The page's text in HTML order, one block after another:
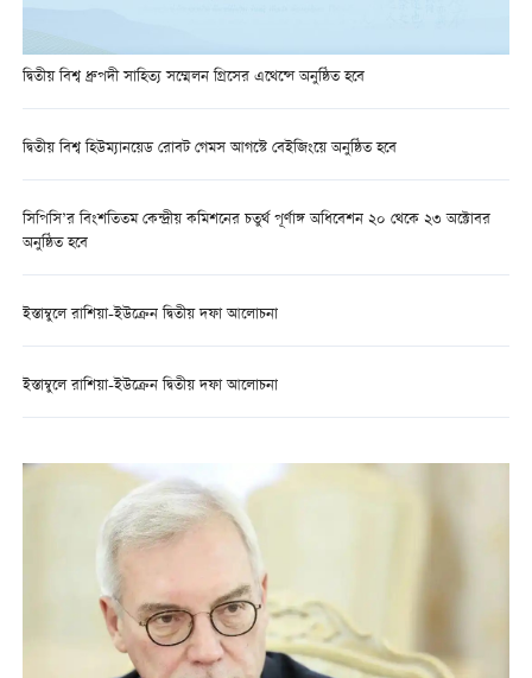
দ্বিতীয় বিশ্ব ধ্রুপদী সাহিত্য সম্মেলন গ্রিসের এথেন্সে অনুষ্ঠিত হবে
দ্বিতীয় বিশ্ব হিউম্যানয়েড রোবট গেমস আগস্টে বেইজিংয়ে অনুষ্ঠিত হবে
সিপিসি’র বিংশতিতম কেন্দ্রীয় কমিশনের চতুর্থ পূর্ণাঙ্গ অধিবেশন ২০ থেকে ২৩ অক্টোবর
অনুষ্ঠিত হবে
ইস্তাম্বুলে রাশিয়া-ইউক্রেন দ্বিতীয় দফা আলোচনা
ইস্তাম্বুলে রাশিয়া-ইউক্রেন দ্বিতীয় দফা আলোচনা